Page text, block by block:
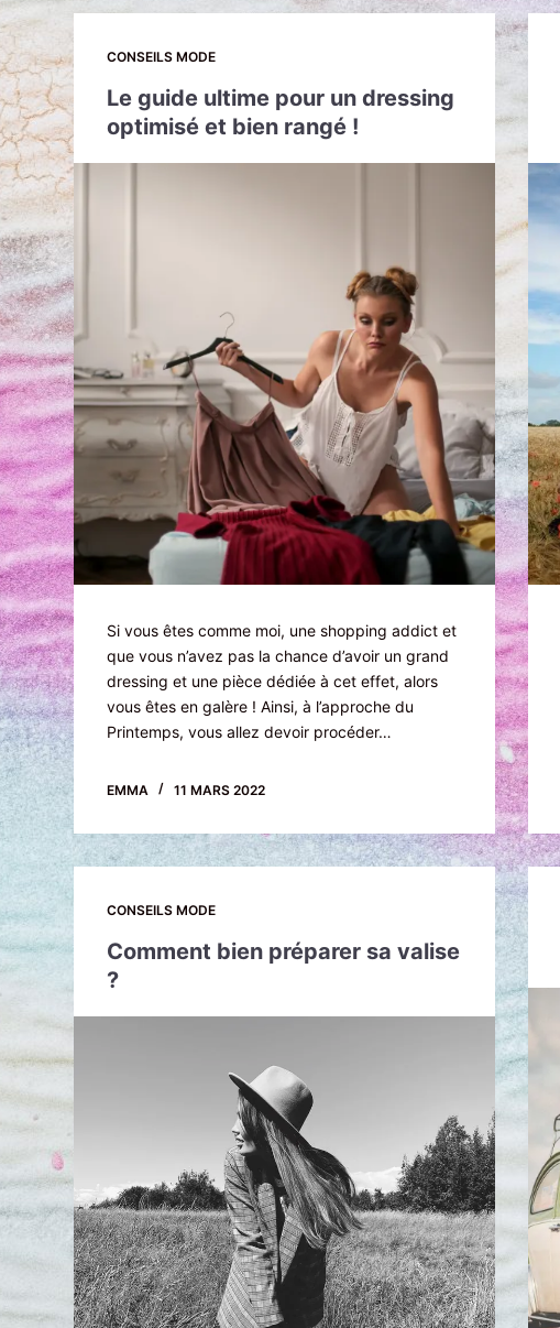
CONSEILS MODE
Le guide ultime pour un dressing
optimisé et bien rangé !
Si vous êtes comme moi, une shopping addict et
que vous n’avez pas la chance d’avoir un grand
dressing et une pièce dédiée à cet effet, alors
vous êtes en galère ! Ainsi, à l’approche du
Printemps, vous allez devoir procéder…
EMMA 11 MARS 2022
CONSEILS MODE
Comment bien préparer sa valise
?